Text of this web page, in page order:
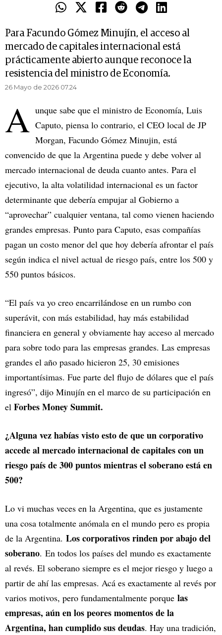
Para Facundo Gómez Minujín, el acceso al
mercado de capitales internacional está
prácticamente abierto aunque reconoce la
resistencia del ministro de Economía.
26 Mayo de 2026 07.24
A unque sabe que el ministro de Economía, Luis
Caputo, piensa lo contrario, el CEO local de JP
Morgan, Facundo Gómez Minujin, está
convencido de que la Argentina puede y debe volver al
mercado internacional de deuda cuanto antes. Para el
ejecutivo, la alta volatilidad internacional es un factor
determinante que debería empujar al Gobierno a
“aprovechar” cualquier ventana, tal como vienen haciendo
grandes empresas. Punto para Caputo, esas compañías
pagan un costo menor del que hoy debería afrontar el país
según indica el nivel actual de riesgo país, entre los 500 y
550 puntos básicos.
“El país va yo creo encarrilándose en un rumbo con
superávit, con más estabilidad, hay más estabilidad
financiera en general y obviamente hay acceso al mercado
para sobre todo para las empresas grandes. Las empresas
grandes el año pasado hicieron 25, 30 emisiones
importantísimas. Fue parte del flujo de dólares que el país
ingresó”, dijo Minujín en el marco de su participación en
el Forbes Money Summit.
¿Alguna vez habías visto esto de que un corporativo
accede al mercado internacional de capitales con un
riesgo país de 300 puntos mientras el soberano está en
500?
Lo vi muchas veces en la Argentina, que es justamente
una cosa totalmente anómala en el mundo pero es propia
de la Argentina. Los corporativos rinden por abajo del
soberano. En todos los países del mundo es exactamente
al revés. El soberano siempre es el mejor riesgo y luego a
partir de ahí las empresas. Acá es exactamente al revés por
varios motivos, pero fundamentalmente porque las
empresas, aún en los peores momentos de la
Argentina, han cumplido sus deudas. Hay una tradición,